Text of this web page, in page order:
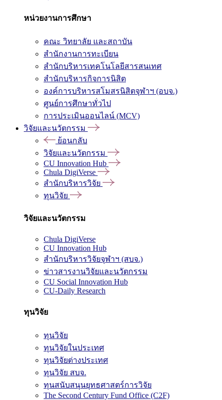
หน่วยงานการศึกษา
คณะ วิทยาลัย และสถาบัน
สำนักงานการทะเบียน
สำนักบริหารเทคโนโลยีสารสนเทศ
สำนักบริหารกิจการนิสิต
องค์การบริหารสโมสรนิสิตจุฬาฯ (อบจ.)
ศูนย์การศึกษาทั่วไป
การประเมินออนไลน์ (MCV)
วิจัยและนวัตกรรม
ย้อนกลับ
วิจัยและนวัตกรรม
CU Innovation Hub
Chula DigiVerse
สำนักบริหารวิจัย
ทุนวิจัย
วิจัยและนวัตกรรม
Chula DigiVerse
CU Innovation Hub
สำนักบริหารวิจัยจุฬาฯ (สบจ.)
ข่าวสารงานวิจัยและนวัตกรรม
CU Social Innovation Hub
CU-Daily Research
ทุนวิจัย
ทุนวิจัย
ทุนวิจัยในประเทศ
ทุนวิจัยต่างประเทศ
ทุนวิจัย สบจ.
ทุนสนับสนุนยุทธศาสตร์การวิจัย
The Second Century Fund Office (C2F)